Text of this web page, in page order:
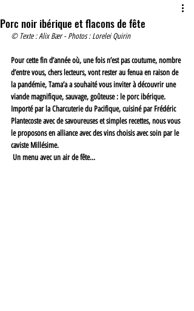
Porc noir ibérique et flacons de fête
© Texte : Alix Bær - Photos : Lorelei Quirin
Pour cette fin d’année où, une fois n’est pas coutume, nombre
d’entre vous, chers lecteurs, vont rester au fenua en raison de
la pandémie, Tama’a a souhaité vous inviter à découvrir une
viande magnifique, sauvage, goûteuse : le porc ibérique.
Importé par la Charcuterie du Pacifique, cuisiné par Frédéric
Plantecoste avec de savoureuses et simples recettes, nous vous
le proposons en alliance avec des vins choisis avec soin par le
caviste Millésime.
Un menu avec un air de fête...